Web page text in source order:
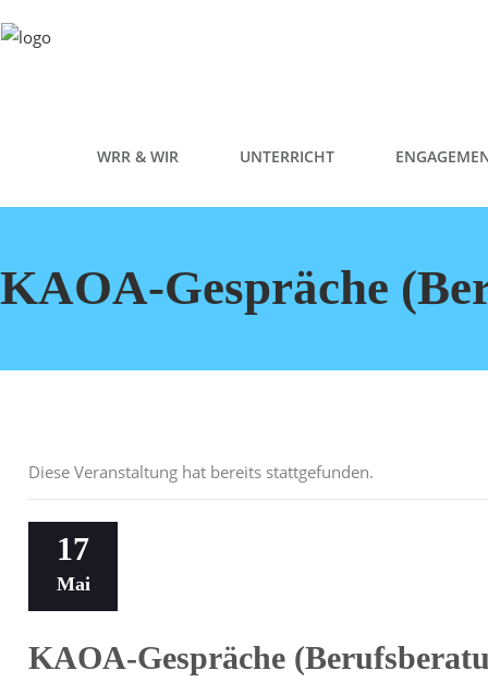
WRR & WIR UNTERRICHT
KAOA-Gespräche
Diese Veranstaltung hat bereits stattgefunden.
17
Mai
KAOA-Gespräche